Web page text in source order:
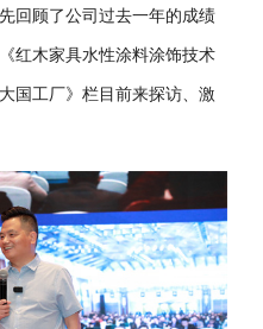
回顾了公司过去一年的成绩
红木家具水性涂料涂饰技术
国工厂》栏目前来探访、激